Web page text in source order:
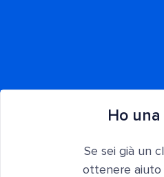
Ho
Se sei già un
ottenere aiuto